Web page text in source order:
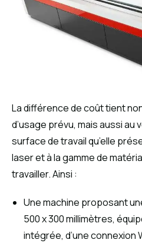
La différence de coût tient
d’usage prévu, mais aussi au
surface de travail qu’elle
laser et à la gamme de
travailler. Ainsi :
Une machine proposant
500 x 300 millimètres,
intégrée, d’une connexion